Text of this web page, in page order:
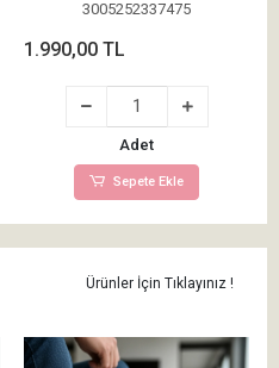
3005252337475
1.990,00 TL
Adet
Sepete Ekle
Ürünler İçin Tıklayınız !